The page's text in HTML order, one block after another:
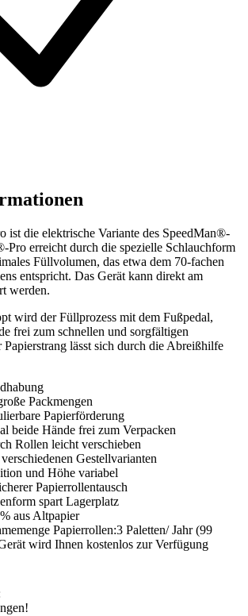
ist die elektrische Variante des SpeedMan®-
Pro erreicht durch die spezielle Schlauchform
Füllvolumen, das etwa dem 70-fachen
entspricht. Das Gerät kann direkt am
werden.
wird der Füllprozess mit dem Fußpedal,
frei zum schnellen und sorgfältigen
lässt sich durch die Abreißhilfe
Packmengen
Papierförderung
beide Hände frei zum Verpacken
Rollen leicht verschieben
Gestellvarianten
und Höhe variabel
Papierrollentausch
spart Lagerplatz
aus Altpapier
Papierrollen:3 Paletten/ Jahr (99
wird Ihnen kostenlos zur Verfügung